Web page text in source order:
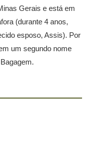
Gerais e está em
(durante 4 anos,
esposo, Assis). Por
um segundo nome